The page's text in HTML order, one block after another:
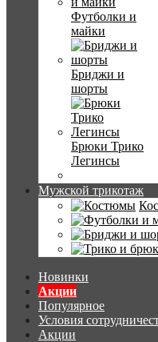
Футболки и
майки
Бриджи и
шорты
Брюки Трико
Легинсы
Мужской трикотаж
Новинки
Акции
Популярное
Условия
Акции